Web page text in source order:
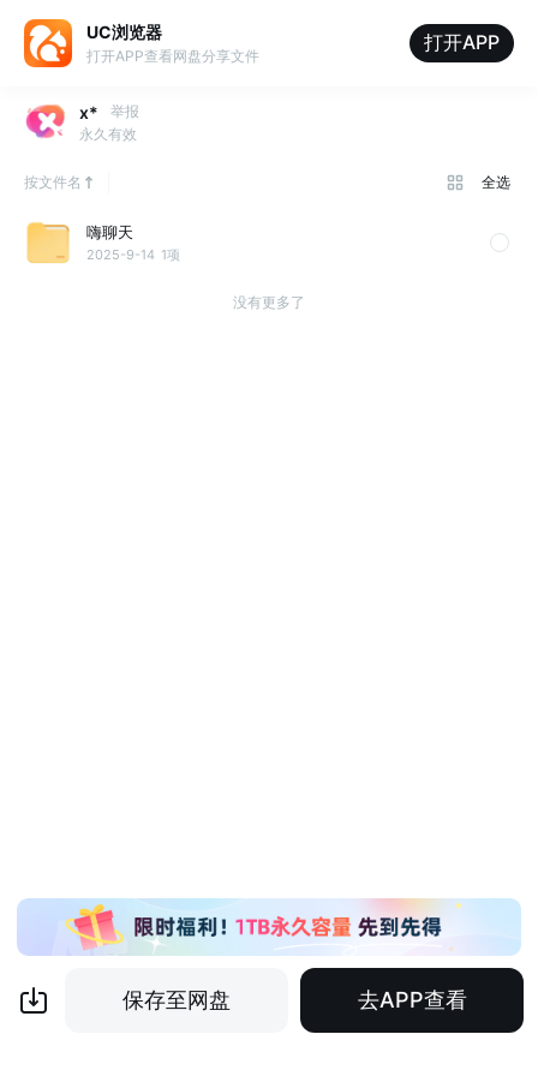
UC浏览器
打开APP查看网盘分享文件
打开APP
x*
举报
永久有效
按文件名 全选
嗨聊天
2025-9-14 1项
没有更多了
保存至网盘 去APP查看